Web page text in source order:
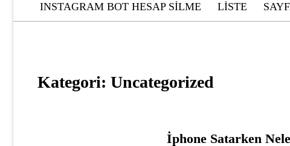
INSTAGRAM BOT HESAP SILME LISTE
Kategori: Uncategorized
İphone Satarken